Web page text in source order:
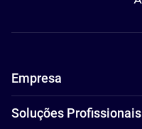
Empresa
Soluções Profissionais